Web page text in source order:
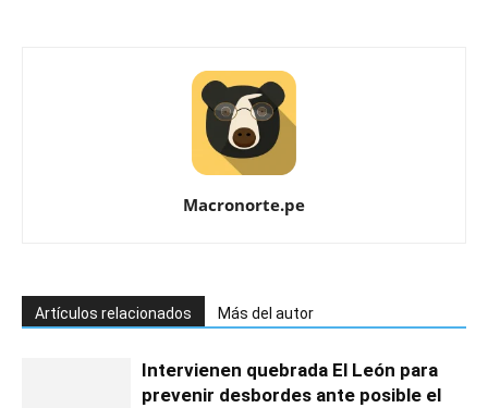
Macronorte.pe
Artículos relacionados Más del autor
Intervienen quebrada El León para
prevenir desbordes ante posible el